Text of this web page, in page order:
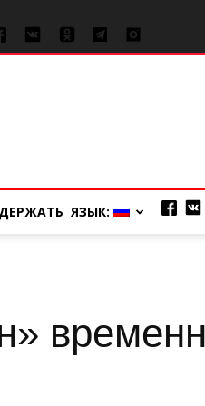
ЯЗЫК: